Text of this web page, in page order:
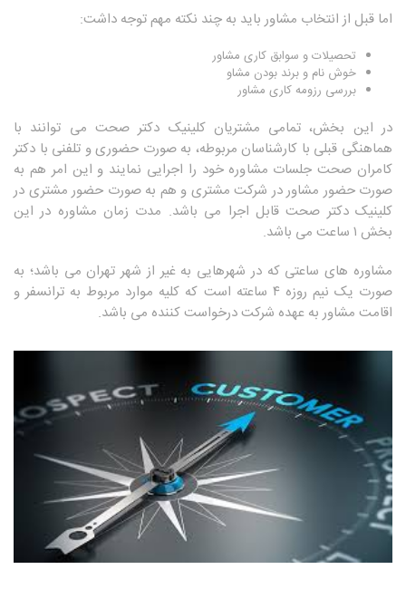
اما قبل از انتخاب مشاور باید به چند نکته مهم توجه داشت:
تحصیلات و سوابق کاری مشاور
خوش نام و برند بودن مشاو
بررسی رزومه کاری مشاور
در این بخش، تمامی مشتریان کلینیک دکتر صحت می توانند با
هماهنگی قبلی با کارشناسان مربوطه، به صورت حضوری و تلفنی با دکتر
کامران صحت جلسات مشاوره خود را اجرایی نمایند و این امر هم به
صورت حضور مشاور در شرکت مشتری و هم به صورت حضور مشتری در
کلینیک دکتر صحت قابل اجرا می باشد. مدت زمان مشاوره در این
بخش ۱ ساعت می باشد.
مشاوره های ساعتی که در شهرهایی به غیر از شهر تهران می باشد؛ به
صورت یک نیم روزه ۴ ساعته است که کلیه موارد مربوط به ترانسفر و
اقامت مشاور به عهده شرکت درخواست کننده می باشد.